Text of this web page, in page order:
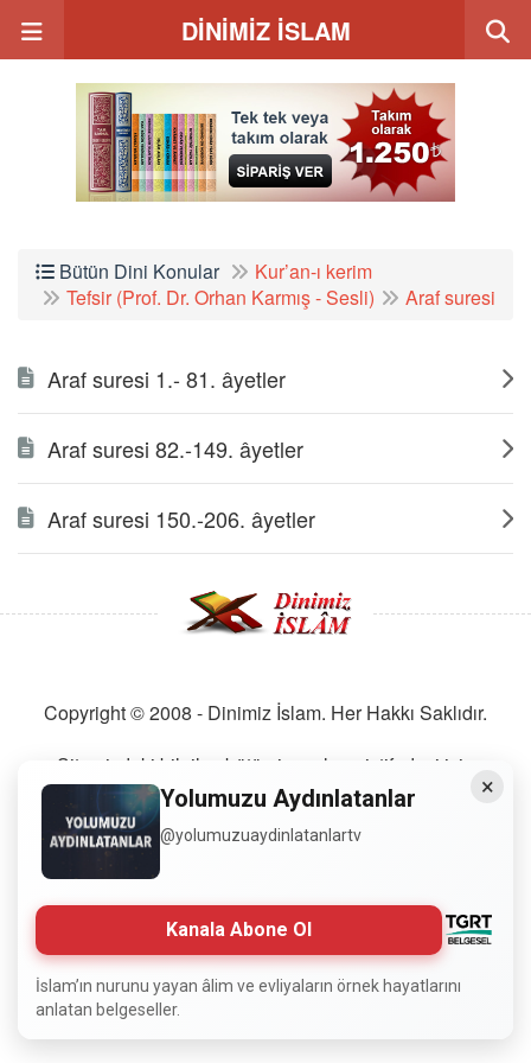
DİNİMİZ İSLAM
Bütün Dini Konular
Kur’an-ı kerim
Tefsir (Prof. Dr. Orhan Karmış - Sesli)
Araf suresi
Araf suresi 1.- 81. âyetler
Araf suresi 82.-149. âyetler
Araf suresi 150.-206. âyetler
Copyright © 2008 - Dinimiz İslam. Her Hakkı Saklıdır.
Sitemizdeki bilgiler, bütün insanların istifadesi için
hazırlanmıştır. Orijinaline sadık kalmak şartıyla, izin
almaya gerek kalmadan, herkes istediği gibi alıp istifade
edebilir.
Normal Siteyi Göster
×
Yolumuzu Aydınlatanlar
@yolumuzuaydinlatanlartv
Kanala Abone Ol
İslam’ın nurunu yayan âlim ve evliyaların örnek hayatlarını
anlatan belgeseller.